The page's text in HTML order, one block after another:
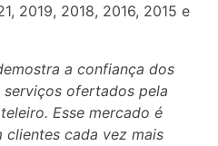
2019, 2018, 2016, 2015 e
a confiança dos
ofertados pela
Esse mercado é
cada vez mais